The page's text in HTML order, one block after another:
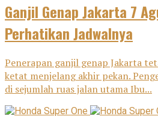
Ganjil Genap Jakarta 7
Perhatikan Jadwalnya
Penerapan ganjil genap Jakarta
ketat menjelang akhir pekan.
di sejumlah ruas jalan utama Ibu...